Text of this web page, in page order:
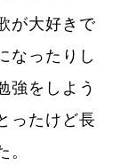
が大好きで
なったりし
強をしよう
ったけど長
。